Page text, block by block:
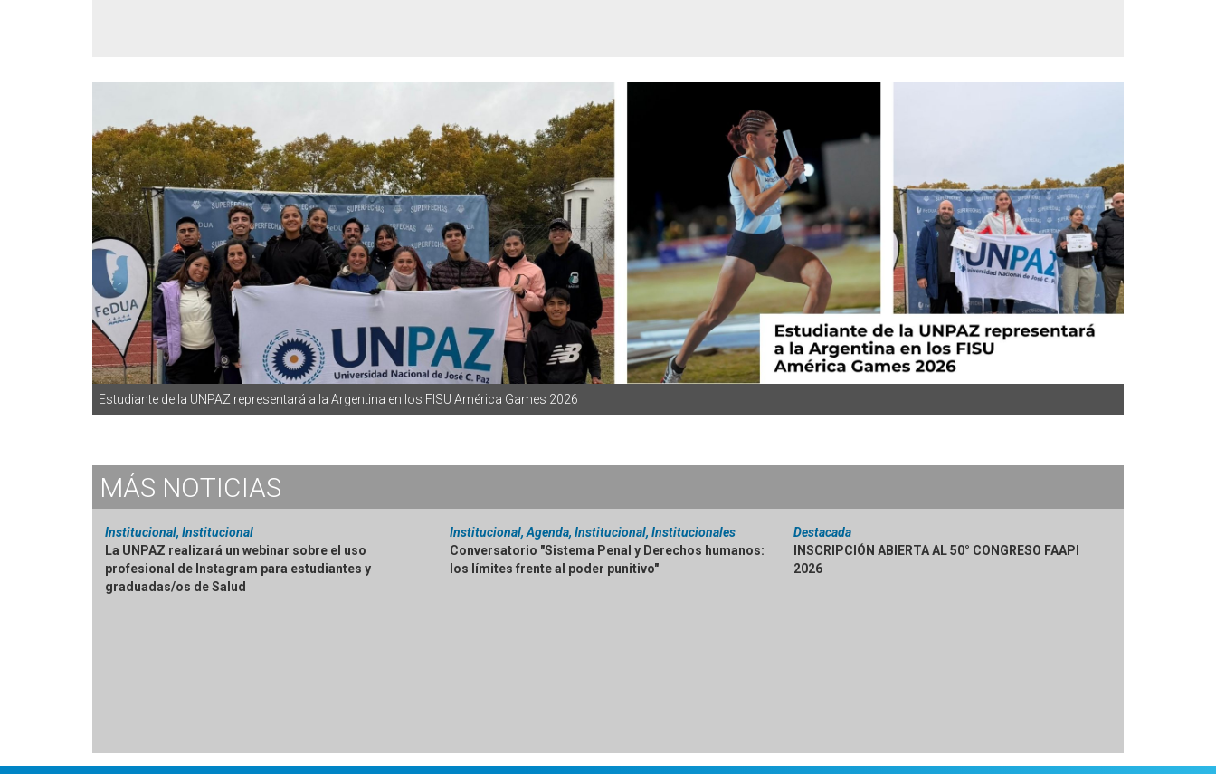
Estudiante de la UNPAZ representará a la Argentina en los FISU América Games 2026
MÁS NOTICIAS
Institucional, Institucional
La UNPAZ realizará un webinar sobre el uso
profesional de Instagram para estudiantes y
graduadas/os de Salud
Institucional, Agenda, Institucional, Institucionales
Conversatorio "Sistema Penal y Derechos humanos:
los límites frente al poder punitivo"
Destacada
INSCRIPCIÓN ABIERTA AL 50° CONGRESO FAAPI
2026